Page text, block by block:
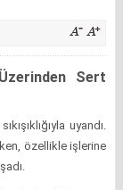
Sert
uyandı.
özellikle işlerine